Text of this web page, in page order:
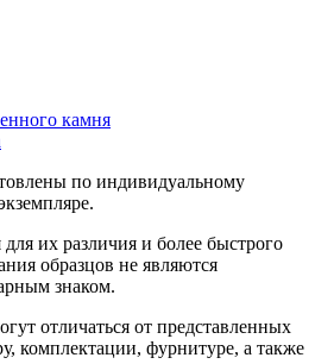
камня
по индивидуальному
их различия и более быстрого
образцов не являются
знаком.
отличаться от представленных
комплектации, фурнитуре, а также